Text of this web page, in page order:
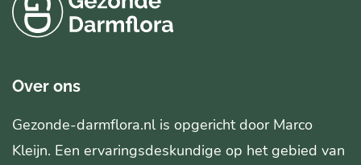
Over ons
Gezonde-darmflora.nl is opgericht door Marco
Kleijn. Een ervaringsdeskundige op het gebied van